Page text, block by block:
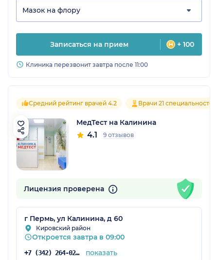
Мазок на флору
Записаться на прием + 100
Клиника перезвонит завтра после 11:00
Средний рейтинг врачей 4.2 Врачи 21 специальностей
МедТест на Калинина
4.1 9 отзывов
Лицензия проверена
г Пермь, ул Калинина, д 60
Кировский район
Откроется завтра в 09:00
+7 (342) 264-02-09 показать